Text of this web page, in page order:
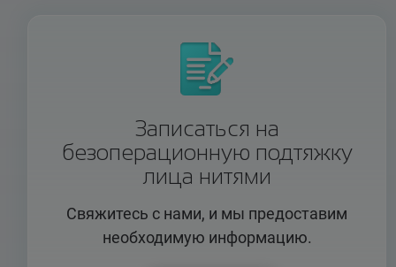
Записаться на
безоперационную подтяжку
лица нитями
Свяжитесь с нами, и мы предоставим
необходимую информацию.